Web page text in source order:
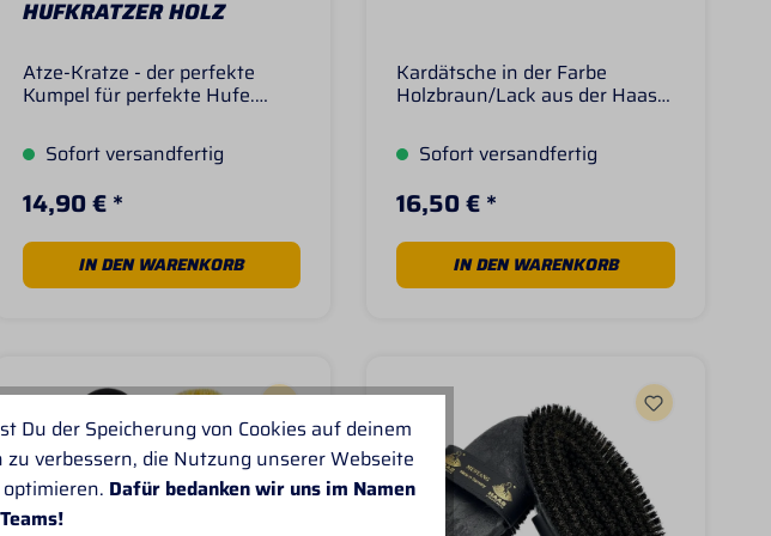
HUFKRATZER HOLZ
Atze-Kratze - der perfekte
Kumpel für perfekte Hufe.
Union-Pflanzenfasern Made in
Germany
Sofort versandfertig
14,90 € *
IN DEN WARENKORB
Kardätsche in der Farbe
Holzbraun/Lack aus der Haas
Germany Farbe:
Holzbraun/Lack Kardätsche
Borstenfeld stehen für Qualität
und Pflegeergebnis. Größe:
200mm X 85mm
Sofort versandfertig
16,50 € *
IN DEN WARENKORB
Du der Speicherung von Cookies auf deinem
verbessern, die Nutzung unserer Webseite
Dafür bedanken wir uns im Namen